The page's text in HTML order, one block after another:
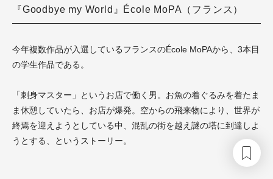
『Goodbye my World』École MoPA（フランス）
今年複数作品が入選しているフランスのÉcole MoPAから、3本目
の学生作品である。
「刺身マスター」というお店で働く男。お魚の着ぐるみを着たま
ま休憩していたら、お店が爆発。空からの飛来物により、世界が
終焉を迎えようとしている中、混乱の街を越え謎の塔に到達しよ
うとする、というストーリー。